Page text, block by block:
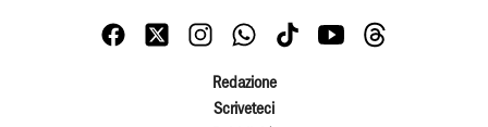
Redazione
Scriveteci